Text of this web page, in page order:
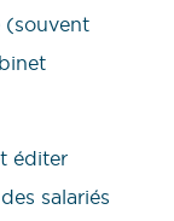
(souvent
éditer
salariés